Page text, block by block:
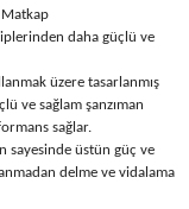
Ürünleri
ve Kum Kapları
Kırıcılar
Matkap
daha güçlü ve
üzere tasarlanmış
ve sağlam şanzıman
sağlar.
sayesinde üstün güç ve
delme ve vidalama